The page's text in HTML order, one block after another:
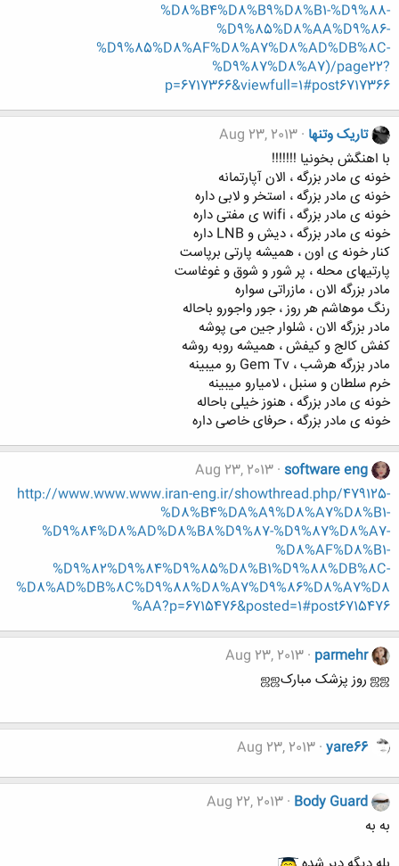
%D8%B4%D8%B9%D8%B1-%D9%88-
%D9%85%D8%AA%D9%86-
%D9%85%D8%AF%D8%A7%D8%AD%DB%8C-
%D9%87%D8%A7)/page22?
p=6717366&viewfull=1#post6717366
تاریک وتنها Aug 23, 2013
با اهنگش بخونیا !!!!!!!
خونه ی مادر بزرگه ، الان آپارتمانه
خونه ی مادر بزرگه ، استخر و لابی داره
خونه ی مادر بزرگه ، wifi ی مفتی داره
خونه ی مادر بزرگه ، دیش و LNB داره
کنار خونه ی اون ، همیشه پارتی برپاست
پارتیهای محله ، پر شور و شوق و غوغاست
مادر بزرگه الان ، مازراتی سواره
رنگ موهاشم هر روز ، جور واجورو باحاله
مادر بزرگه الان ، شلوار جین می پوشه
کفش کالج و کیفش ، همیشه روبه روشه
مادر بزرگه هرشب ، Gem Tv رو میبینه
خرم سلطان و سنبل ، لامیارو میبینه
خونه ی مادر بزرگه ، هنوز خیلی باحاله
خونه ی مادر بزرگه ، حرفای خاصی داره
software eng
Aug 23, 2013
http://www.www.www.iran-eng.ir/showthread.php/479125-
%D8%B4%DA%A9%D8%A7%D8%B1-
%D9%84%D8%AD%D8%B8%D9%87-%D9%87%D8%A7-
%D8%AF%D8%B1-
%D9%82%D9%84%D9%85%D8%B1%D9%88%DB%8C-
%D8%AD%DB%8C%D9%88%D8%A7%D9%86%D8%A7%D8
%AA?p=6715476&posted=1#post6715476
parmehr
Aug 23, 2013
ஜஜ روز پزشک مبارکஜஜ
yare66
Aug 23, 2013
Body Guard
Aug 22, 2013
به به